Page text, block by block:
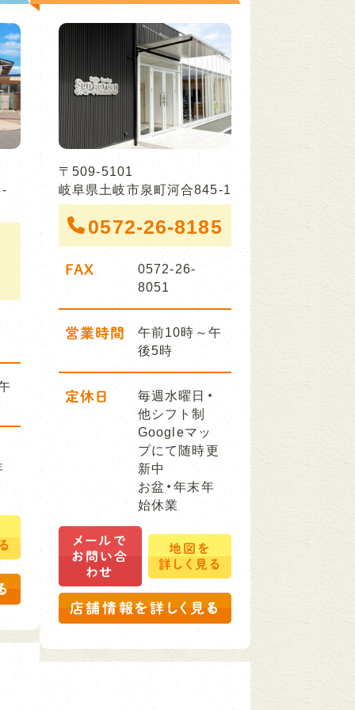
〒509-5101
岐阜県土岐市泉町河合845-1
0572-26-8185
FAX
0572-26-
8051
営業時間
午前10時～午
後5時
定休日
毎週水曜日・
他シフト制
Googleマッ
プにて随時更
新中
お盆・年末年
始休業
メールで
お問い合
わせ
地図を
詳しく見る
店舗情報を詳しく見る